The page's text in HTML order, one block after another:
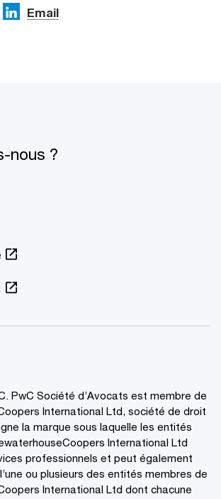
Email
nous ?
PwC Société d’Avocats est membre de
International Ltd, société de droit
la marque sous laquelle les entités
International Ltd
professionnels et peut également
ou plusieurs des entités membres de
International Ltd dont chacune